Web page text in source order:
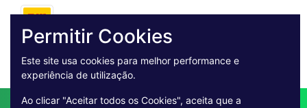
Pagamento Seguro
Permitir Cookies
Este site usa cookies para melhor performance e
experiência de utilização.
Ao clicar "Aceitar todos os Cookies", aceita que a